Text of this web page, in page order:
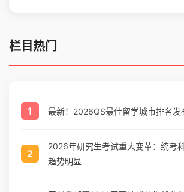
栏目热门
1 最新！2026QS最佳留学城市排名发
2
2026年研究生考试重大变革：统考
趋势明显